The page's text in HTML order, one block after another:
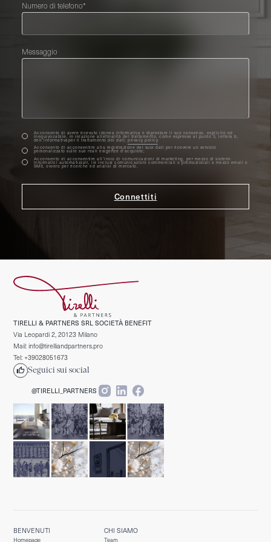
Numero di telefono*
Messaggio
Acconsento di avere ricevuto idonea informativa e diprestare il suo consenso, esplicito ed
inequivocabile, in relazione allefinalità del trattamento, come espresse al punto 3, lettera b,
dell’informativaper il trattamento dei dati;privacy policy
Acconsento di acconsentire alla registrazione dei suoi dati per ricevere un servizio
personalizzato sulle sue reali esigenze d'acquisto;
Acconsento di acconsentire all’invio di comunicazioni di marketing, per mezzo di sistemi
informatici automatizzati, ivi inclusi comunicazioni commerciali o promozionali a mezzo email o
SMS, ovvero per ricerche ed analisi di mercato.
TIRELLI & PARTNERS SRL SOCIETÀ BENEFIT
Via Leopardi 2, 20123 Milano
Mail: info@tirelliandpartners.pro
Tel: +39028051673
Seguici sui social
@TIRELLI_PARTNERS
BENVENUTI
Homepage
CHI SIAMO
Team